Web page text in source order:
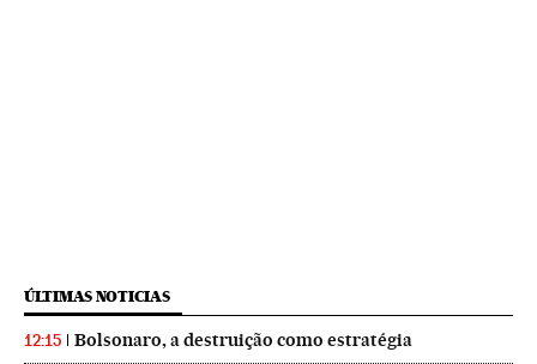
ÚLTIMAS NOTICIAS
12:15 Bolsonaro, a destruição como estratégia